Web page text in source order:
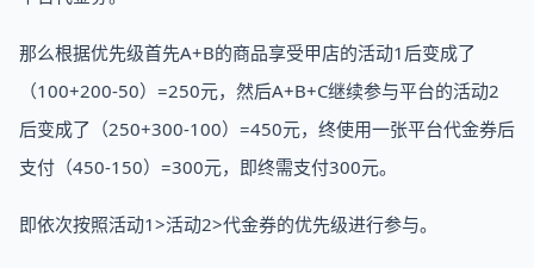
那么根据优先级首先A+B的商品享受甲店的活动1后变成了
（100+200-50）=250元，然后A+B+C继续参与平台的活动2
后变成了（250+300-100）=450元，终使用一张平台代金券后
支付（450-150）=300元，即终需支付300元。
即依次按照活动1>活动2>代金券的优先级进行参与。